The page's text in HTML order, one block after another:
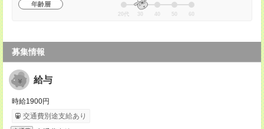
年齢層
20代 30 40 50 60
募集情報
給与
時給1900円
交通費別途支給あり